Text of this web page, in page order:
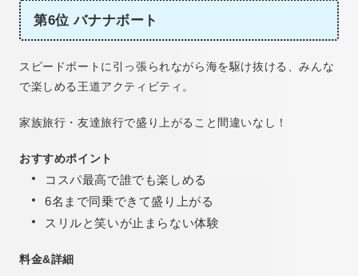
第6位 バナナボート
スピードボートに引っ張られながら海を駆け抜ける、みんな
で楽しめる王道アクティビティ。
家族旅行・友達旅行で盛り上がること間違いなし！
おすすめポイント
コスパ最高で誰でも楽しめる
6名まで同乗できて盛り上がる
スリルと笑いが止まらない体験
料金&詳細